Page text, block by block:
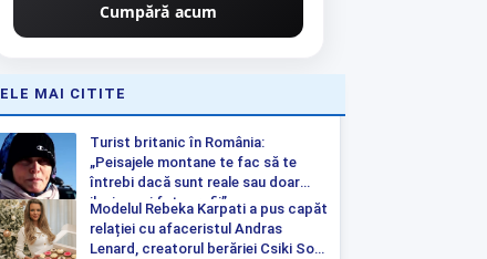
Cumpără acum
MAI CITITE
Turist britanic în România:
„Peisajele montane te fac să te
întrebi dacă sunt reale sau doar
iluzia unei fotografii”
Modelul Rebeka Karpati a pus capăt
relației cu afaceristul Andras
Lenard, creatorul berăriei Csiki Sor: